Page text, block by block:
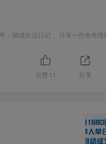
：倾城生活日记 。分享一些奇奇
点赞 11 分享